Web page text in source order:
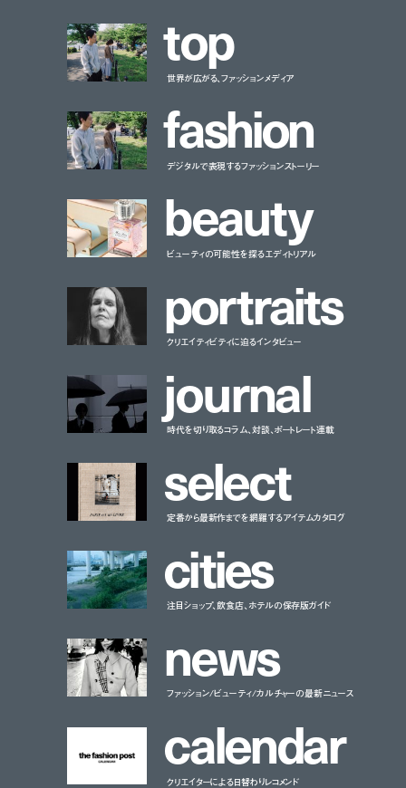
top
世界が広がる、ファッションメディア
fashion
デジタルで表現するファッションストーリー
beauty
ビューティの可能性を探るエディトリアル
portraits
クリエイティビティに迫るインタビュー
journal
時代を切り取るコラム、対談、ポートレート連載
select
定番から最新作までを網羅するアイテムカタログ
cities
注目ショップ、飲食店、ホテルの保存版ガイド
news
ファッション/ビューティ/カルチャーの最新ニュース
calendar
クリエイターによる日替わりレコメンド